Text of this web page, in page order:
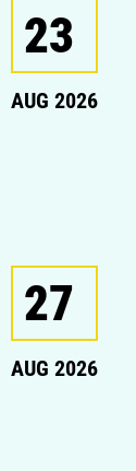
23
AUG 2026
27
AUG 2026